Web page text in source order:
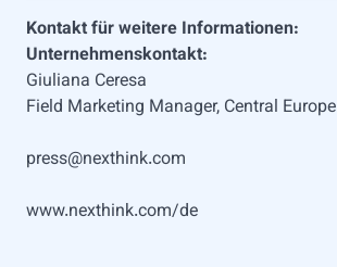
Kontakt für weitere Informationen:
Unternehmenskontakt:
Giuliana Ceresa
Field Marketing Manager, Central Europe
press@nexthink.com
www.nexthink.com/de